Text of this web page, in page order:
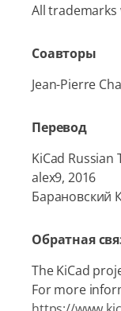
All
Соавторы
Jean-Pierre
Перевод
KiCad Russian
alex9, 2016
Барановский
Обратная
The KiCad
For more